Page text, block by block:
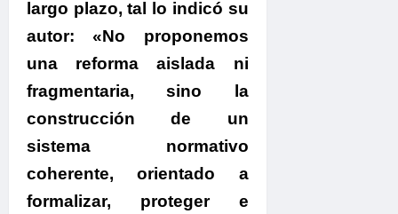
largo plazo, tal lo indicó su
autor:«No proponemos
una reforma aislada ni
fragmentaria, sino la
construcción de un
sistema normativo
coherente, orientado a
formalizar, proteger e